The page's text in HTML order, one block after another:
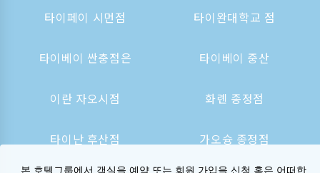
타이페이 시먼점 타이완대학교 점
타이베이 싼충점은 타이베이 중산
이란 자오시점 화롄 종정점
타이난 후산점 가오슝 종정점
본 호텔그룹에서 객실을 예약 또는 회원 가입을 신청 혹은 어떠한